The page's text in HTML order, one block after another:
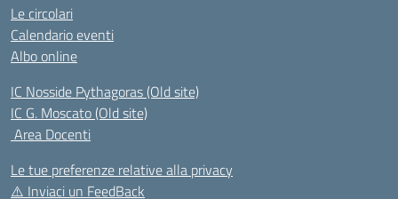
Le circolari
Calendario eventi
Albo online
IC Nosside Pythagoras (Old site)
IC G. Moscato (Old site)
Area Docenti
Le tue preferenze relative alla privacy
⚠️ Inviaci un FeedBack